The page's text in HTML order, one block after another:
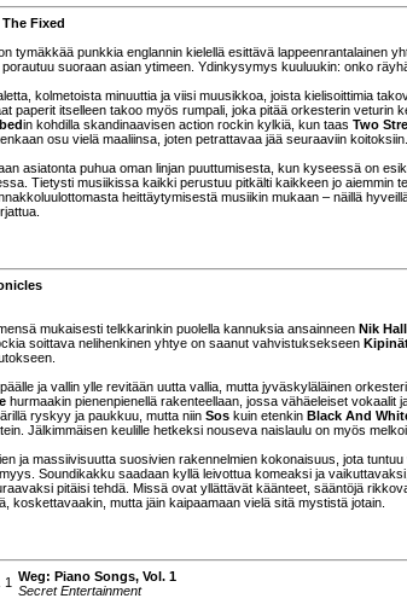
Fixed
tymäkkää punkkia englannin kielellä esittävä lappeenrantalainen
suoraan asian ytimeen. Ydinkysymys kuuluukin: onko
kolmetoista minuuttia ja viisi muusikkoa, joista kielisoittimia
paperit itselleen takoo myös rumpali, joka pitää orkesterin
in kohdilla skandinaavisen action rockin kylkiä, kun taas Two
osu vielä maaliinsa, joten petrattavaa jää seuraaviin koitoksiin.
asiatonta puhua oman linjan puuttumisesta, kun kyseessä on
Tietysti musiikissa kaikki perustuu pitkälti kaikkeen jo aiemmin
heittäytymisestä musiikin mukaan – näillä
mukaisesti telkkarinkin puolella kannuksia ansainneen Nik Hall
soittava nelihenkinen yhtye on saanut vahvistuksekseen
ja vallin ylle revitään uutta vallia, mutta jyväskyläläinen
hurmaakin pienenpienellä rakenteellaan, jossa vähäeleiset vokaalit
ryskyy ja paukkuu, mutta niin Sos kuin etenkin Black And
Jälkimmäisen keulille hetkeksi nouseva naislaulu on myös
ja massiivisuutta suosivien rakennelmien kokonaisuus, jota
Soundikakku saadaan kyllä leivottua komeaksi ja
pitäisi tehdä. Missä ovat yllättävät käänteet, sääntöjä
koskettavaakin, mutta jäin kaipaamaan vielä sitä mystistä jotain.
Weg: Piano Songs, Vol. 1
Secret Entertainment